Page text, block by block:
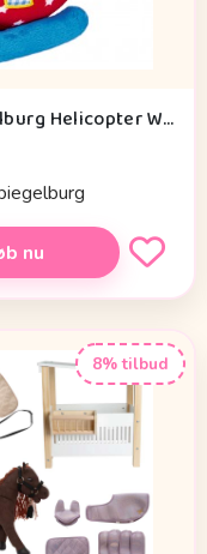
Die Spiegelburg Helicopter With Vibration Module Baby Charms - Legetøj
nu
8% tilbud